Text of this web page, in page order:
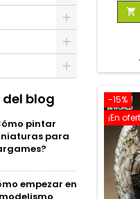
blog
pintar
para
empezar en

-15%
¡En